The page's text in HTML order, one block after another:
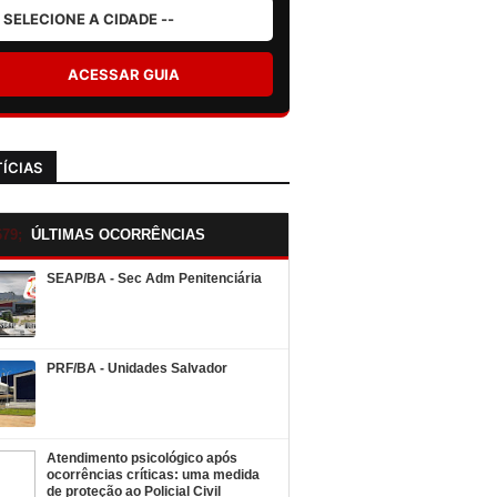
ACESSAR GUIA
ÚLTIMAS OCORRÊNCIAS
SEAP/BA - Sec Adm Penitenciária
PRF/BA - Unidades Salvador
Atendimento psicológico após
ocorrências críticas: uma medida
de proteção ao Policial Civil